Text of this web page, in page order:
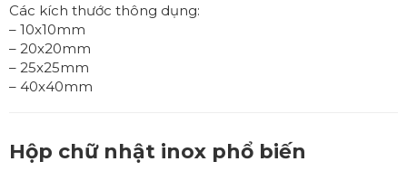
Các kích thước thông dụng:
– 10x10mm
– 20x20mm
– 25x25mm
– 40x40mm
Hộp chữ nhật inox phổ biến